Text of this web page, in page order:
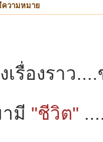
ความหมาย
เรื่องราว
มี "ชีวิต"